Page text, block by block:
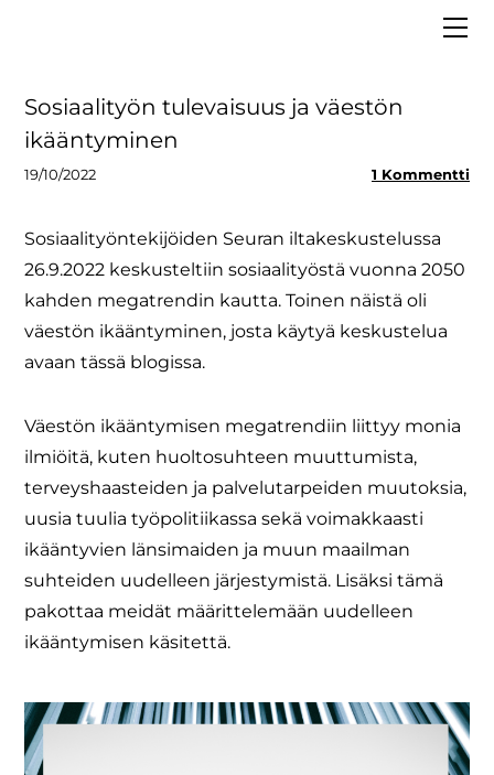
Sosiaalityön tulevaisuus ja väestön
ikääntyminen
19/10/2022 1 Kommentti
Sosiaalityöntekijöiden Seuran iltakeskustelussa
26.9.2022 keskusteltiin sosiaalityöstä vuonna 2050
kahden megatrendin kautta. Toinen näistä oli
väestön ikääntyminen, josta käytyä keskustelua
avaan tässä blogissa.
Väestön ikääntymisen megatrendiin liittyy monia
ilmiöitä, kuten huoltosuhteen muuttumista,
terveyshaasteiden ja palvelutarpeiden muutoksia,
uusia tuulia työpolitiikassa sekä voimakkaasti
ikääntyvien länsimaiden ja muun maailman
suhteiden uudelleen järjestymistä. Lisäksi tämä
pakottaa meidät määrittelemään uudelleen
ikääntymisen käsitettä.
Tiedolla johtaminen
LIITY JÄSENEKSI